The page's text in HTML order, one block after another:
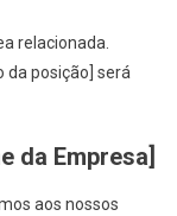
relacionada.
da posição] será
da Empresa]
aos nossos